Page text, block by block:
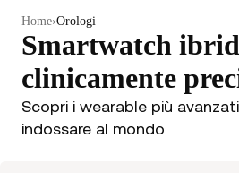
Home Orologi
Smartwatch
clinicamente
Scopri i wearable più
indossare al mondo